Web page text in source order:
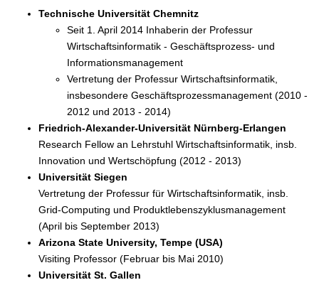
Technische Universität Chemnitz
Seit 1. April 2014 Inhaberin der Professur
Wirtschaftsinformatik - Geschäftsprozess- und
Informationsmanagement
Vertretung der Professur Wirtschaftsinformatik,
insbesondere Geschäftsprozessmanagement (2010 -
2012 und 2013 - 2014)
Friedrich-Alexander-Universität Nürnberg-Erlangen
Research Fellow an Lehrstuhl Wirtschaftsinformatik, insb.
Innovation und Wertschöpfung (2012 - 2013)
Universität Siegen
Vertretung der Professur für Wirtschaftsinformatik, insb.
Grid-Computing und Produktlebenszyklusmanagement
(April bis September 2013)
Arizona State University, Tempe (USA)
Visiting Professor (Februar bis Mai 2010)
Universität St. Gallen